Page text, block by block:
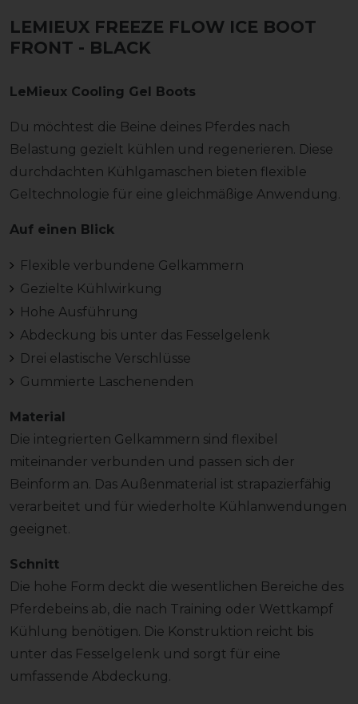
LEMIEUX FREEZE FLOW ICE BOOT
FRONT - BLACK
LeMieux Cooling Gel Boots
Du möchtest die Beine deines Pferdes nach
Belastung gezielt kühlen und regenerieren. Diese
durchdachten Kühlgamaschen bieten flexible
Geltechnologie für eine gleichmäßige Anwendung.
Auf einen Blick
Flexible verbundene Gelkammern
Gezielte Kühlwirkung
Hohe Ausführung
Abdeckung bis unter das Fesselgelenk
Drei elastische Verschlüsse
Gummierte Laschenenden
Material
Die integrierten Gelkammern sind flexibel
miteinander verbunden und passen sich der
Beinform an. Das Außenmaterial ist strapazierfähig
verarbeitet und für wiederholte Kühlanwendungen
geeignet.
Schnitt
Die hohe Form deckt die wesentlichen Bereiche des
Pferdebeins ab, die nach Training oder Wettkampf
Kühlung benötigen. Die Konstruktion reicht bis
unter das Fesselgelenk und sorgt für eine
umfassende Abdeckung.